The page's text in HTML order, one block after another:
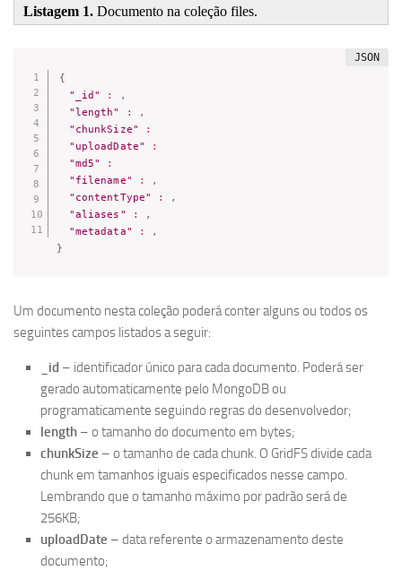
Listagem 1. Documento na coleção files.
{
"_id"
:
,
"length"
:
,
"chunkSize"
:
"uploadDate"
:
"md5"
:
"filename"
:
,
"contentType"
:
,
"aliases"
:
,
"metadata"
:
,
}
Um documento nesta coleção poderá conter alguns ou todos os
seguintes campos listados a seguir:
_id – identificador único para cada documento. Poderá ser
gerado automaticamente pelo MongoDB ou
programaticamente seguindo regras do desenvolvedor;
length – o tamanho do documento em bytes;
chunkSize – o tamanho de cada chunk. O GridFS divide cada
chunk em tamanhos iguais especificados nesse campo.
Lembrando que o tamanho máximo por padrão será de
256KB;
uploadDate – data referente o armazenamento deste
documento;